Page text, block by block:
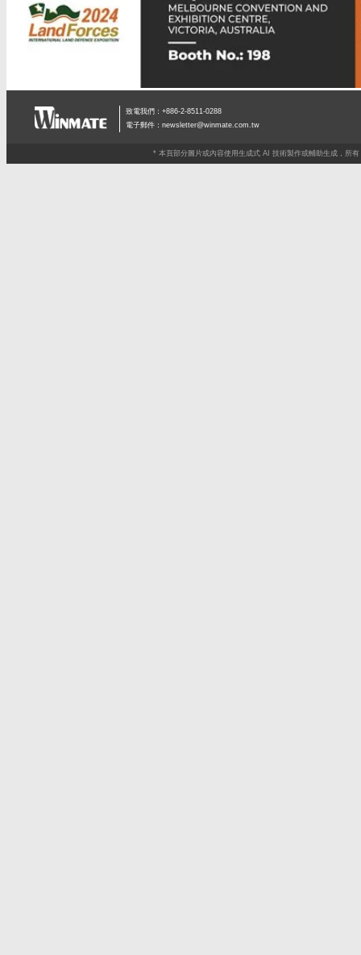
致電我們：+886-2-8511-0288
電子郵件： newsletter@winmate.com.tw
* 本頁部分圖片或內容使用生成式 AI 技術製作或輔助生成，所